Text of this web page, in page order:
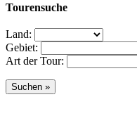
Tourensuche
Land:
Gebiet:
Art der Tour: